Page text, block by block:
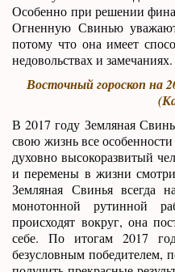
Особенно при решении
Огненную Свинью
потому что она имеет
недовольствах и замечаниях.
Восточный гороскоп на
В 2017 году Земляная
свою жизнь все
духовно высокоразвитый
и перемены в жизни
Земляная Свинья всегда
монотонной рутинной
происходят вокруг, она
себе. По итогам 2017
безусловным победителем,